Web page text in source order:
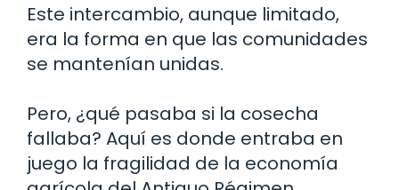
Este intercambio, aunque limitado,
era la forma en que las comunidades
se mantenían unidas.
Pero, ¿qué pasaba si la cosecha
fallaba? Aquí es donde entraba en
juego la fragilidad de la economía